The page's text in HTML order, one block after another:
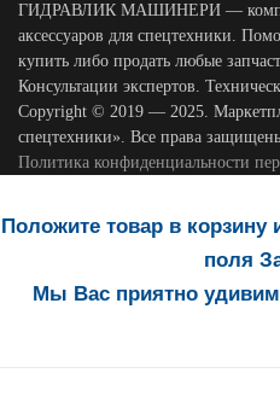
ГИДРАВЛИК МАШИНЕРИ —
аксессуаров для спецтехники.
купить либо продать любые
Консультации экспертов.
Copyright © 2019 — 2025.
спецтехники». Все права
Политика конфиденциальности
Положите товар в
поля
Мы Вас приятно